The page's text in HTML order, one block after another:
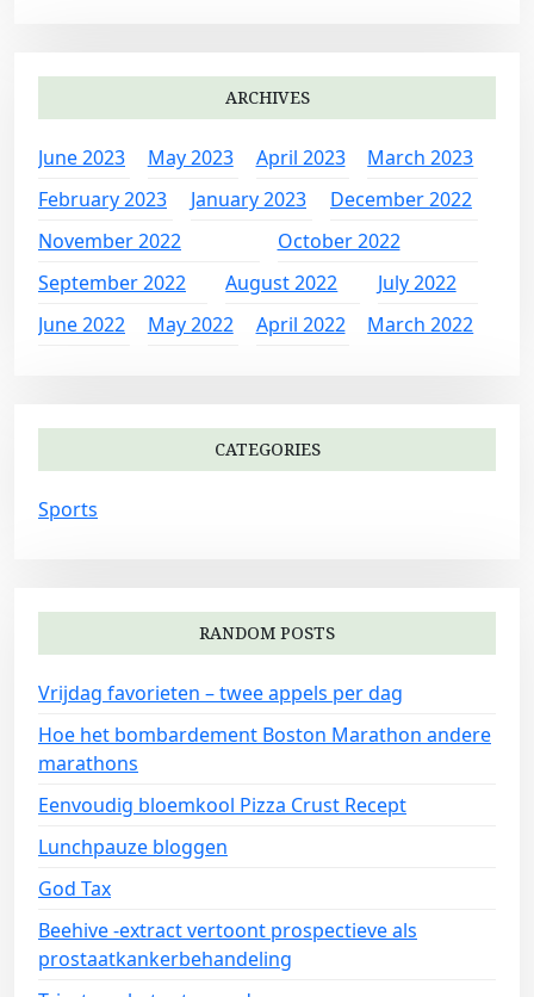
ARCHIVES
June 2023 May 2023 April 2023
March 2023
February 2023
January 2023
December 2022
November 2022
October 2022
September 2022
August 2022
July 2022
June 2022
May 2022 April 2022 March 2022
CATEGORIES
Sports
RANDOM POSTS
Vrijdag favorieten – twee appels per dag
Hoe het bombardement Boston Marathon andere
marathons
Eenvoudig bloemkool Pizza Crust Recept
Lunchpauze bloggen
God Tax
Beehive -extract vertoont prospectieve als
prostaatkankerbehandeling